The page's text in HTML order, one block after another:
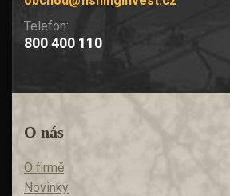
Telefon:
800 400 110
O nás
O firmě
Novinky